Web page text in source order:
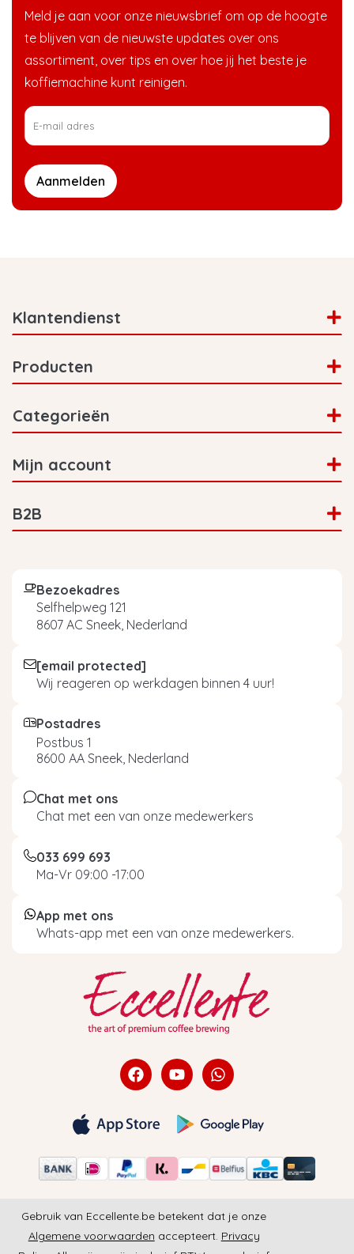
Meld je aan voor onze nieuwsbrief om op de hoogte
te blijven van de nieuwste updates over ons
assortiment, over tips en over hoe jij het beste je
koffiemachine kunt reinigen.
Aanmelden
Klantendienst
Producten
Categorieën
Mijn account
B2B
Bezoekadres
Selfhelpweg 121
8607 AC Sneek, Nederland
[email protected]
Wij reageren op werkdagen binnen 4 uur!
Postadres
Postbus 1
8600 AA Sneek, Nederland
Chat met ons
Chat met een van onze medewerkers
033 699 693
Ma-Vr 09:00 -17:00
App met ons
Whats-app met een van onze medewerkers.
Gebruik van Eccellente.be betekent dat je onze
Algemene voorwaarden accepteert. Privacy